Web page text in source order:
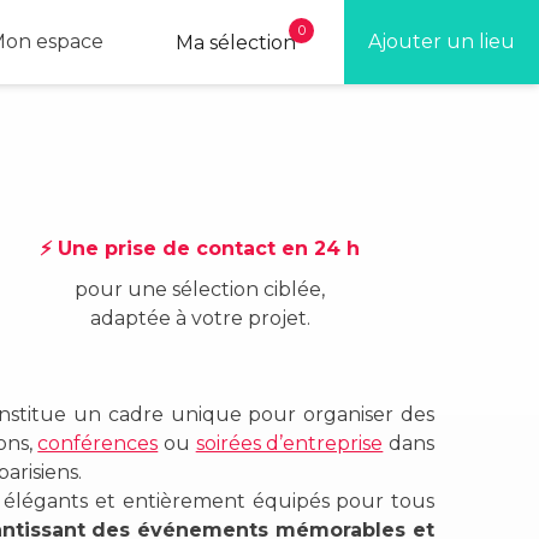
Ajouter un lieu
Ma sélection
0
espace
⚡ Une prise de contact en 24 h
pour une sélection ciblée,
adaptée à votre projet.
un cadre unique pour organiser des
conférences ou soirées d’entreprise dans
et entièrement équipés pour tous
des événements mémorables et